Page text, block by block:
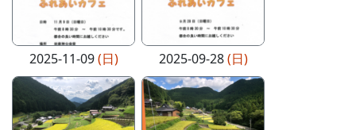
2025-11-09(日) 2025-09-28(日)